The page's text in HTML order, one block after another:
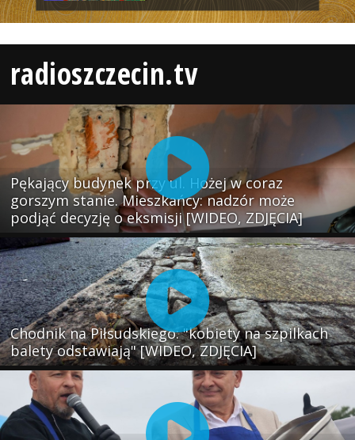
radioszczecin.tv
Pękający budynek przy ul. Hożej w coraz
gorszym stanie. Mieszkańcy: nadzór może
podjąć decyzję o eksmisji [WIDEO, ZDJĘCIA]
Chodnik na Piłsudskiego: "kobiety na szpilkach
balety odstawiają" [WIDEO, ZDJĘCIA]